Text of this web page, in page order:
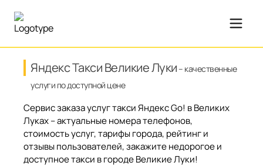
Яндекс Такси Великие Луки– качественные
услуги по доступной цене
Сервис заказа услуг такси Яндекс Go! в Великих
Луках – актуальные номера телефонов,
стоимость услуг, тарифы города, рейтинг и
отзывы пользователей, закажите недорогое и
доступное такси в городе Великие Луки!